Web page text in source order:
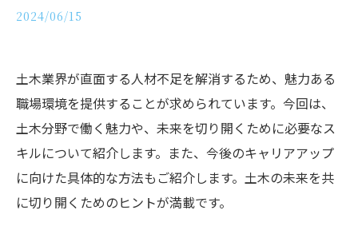
2024/06/15
土木業界が直面する人材不足を解消するため、魅力ある
職場環境を提供することが求められています。今回は、
土木分野で働く魅力や、未来を切り開くために必要なス
キルについて紹介します。また、今後のキャリアアップ
に向けた具体的な方法もご紹介します。土木の未来を共
に切り開くためのヒントが満載です。